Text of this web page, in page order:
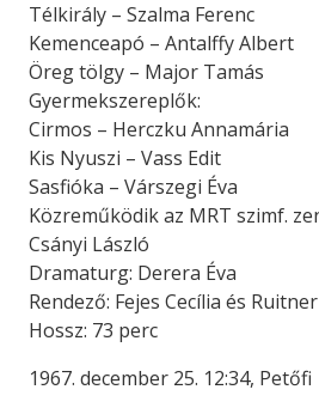
Télkirály – Szalma Ferenc
Kemenceapó – Antalffy Albert
Öreg tölgy – Major Tamás
Gyermekszereplők:
Cirmos – Herczku Annamária
Kis Nyuszi – Vass Edit
Sasfióka – Várszegi Éva
Közreműködik az MRT szimf.
Csányi László
Dramaturg: Derera Éva
Rendező: Fejes Cecília és
Hossz: 73 perc
1967. december 25. 12:34, Petőfi